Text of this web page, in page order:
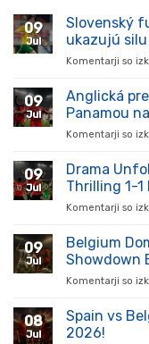
09
Jul
Slovenský
ukazujú
Komentarji so
09
Jul
Anglická
Panamou
Komentarji so
09
Jul
Drama
Thrilling 1-1
Komentarji so
09
Jul
Belgium
Showdown
Komentarji so
08
Jul
Spain vs
2026!